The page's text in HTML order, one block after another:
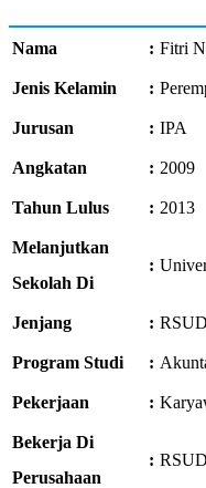
Nama : Fitri
Jenis Kelamin :
Jurusan : IPA
Angkatan : 2009
Tahun Lulus : 2013
Melanjutkan
Sekolah Di
:
Jenjang :
Program Studi :
Pekerjaan :
Bekerja Di
Perusahaan
: